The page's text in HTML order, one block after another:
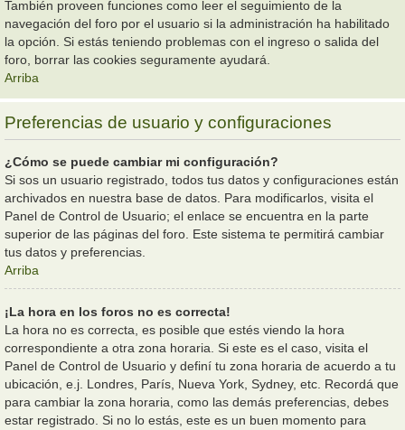
También proveen funciones como leer el seguimiento de la
navegación del foro por el usuario si la administración ha habilitado
la opción. Si estás teniendo problemas con el ingreso o salida del
foro, borrar las cookies seguramente ayudará.
Arriba
Preferencias de usuario y configuraciones
¿Cómo se puede cambiar mi configuración?
Si sos un usuario registrado, todos tus datos y configuraciones están
archivados en nuestra base de datos. Para modificarlos, visita el
Panel de Control de Usuario; el enlace se encuentra en la parte
superior de las páginas del foro. Este sistema te permitirá cambiar
tus datos y preferencias.
Arriba
¡La hora en los foros no es correcta!
La hora no es correcta, es posible que estés viendo la hora
correspondiente a otra zona horaria. Si este es el caso, visita el
Panel de Control de Usuario y definí tu zona horaria de acuerdo a tu
ubicación, e.j. Londres, París, Nueva York, Sydney, etc. Recordá que
para cambiar la zona horaria, como las demás preferencias, debes
estar registrado. Si no lo estás, este es un buen momento para